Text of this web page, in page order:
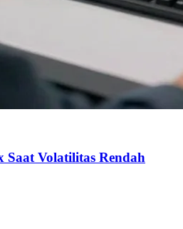
Saat Volatilitas Rendah